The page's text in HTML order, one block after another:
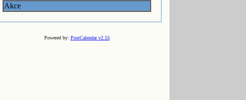
Akce
Powered by: PostCalendar v2.55